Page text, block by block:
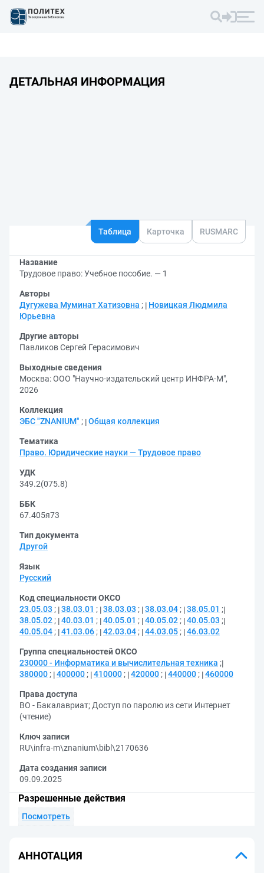
ДЕТАЛЬНАЯ ИНФОРМАЦИЯ
Таблица Карточка RUSMARC
Название
Трудовое право: Учебное пособие. — 1
Авторы
Дугужева Муминат Хатизовна ;
Новицкая Людмила
Юрьевна
Другие авторы
Павликов Сергей Герасимович
Выходные сведения
Москва: ООО "Научно-издательский центр ИНФРА-М",
2026
Коллекция
ЭБС "ZNANIUM" ; Общая коллекция
Тематика
Право. Юридические науки — Трудовое право
УДК
349.2(075.8)
ББК
67.405я73
Тип документа
Другой
Язык
Русский
Код специальности ОКСО
23.05.03 ; 38.03.01 ; 38.03.03 ; 38.03.04 ; 38.05.01 ;
38.05.02 ; 40.03.01 ; 40.05.01 ; 40.05.02 ; 40.05.03 ;
40.05.04 ; 41.03.06 ; 42.03.04 ; 44.03.05 ; 46.03.02
Группа специальностей ОКСО
230000 - Информатика и вычислительная техника ;
380000 ; 400000 ; 410000 ; 420000 ; 440000 ; 460000
Права доступа
ВО - Бакалавриат; Доступ по паролю из сети Интернет
(чтение)
Ключ записи
RU\infra-m\znanium\bibl\2170636
Дата создания записи
09.09.2025
Разрешенные действия
Посмотреть
АННОТАЦИЯ